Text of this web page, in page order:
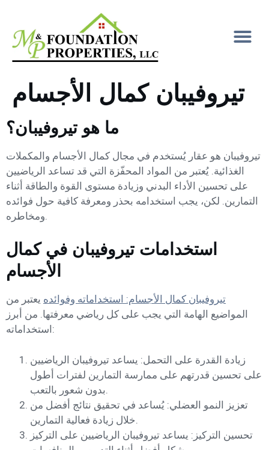
تيروفيبان كمال الأجسام
ما هو تيروفيبان؟
تيروفيبان هو عقار يُستخدم في مجال كمال الأجسام والمكملات
الغذائية. يُعتبر من المواد المحفّزة التي قد تساعد الرياضيين
على تحسين الأداء البدني وزيادة مستوى القوة والطاقة أثناء
التمارين. لكن، يجب استخدامه بحذر ومعرفة كافية حول فوائده
استخدامات تيروفيبان في كمال
الأجسام
تيروفيبان كمال الأجسام: استخداماته وفوائده يعتبر من
المواضيع الهامة التي يجب على كل رياضي معرفتها. من أبرز
استخداماته:
زيادة القدرة على التحمل: يساعد تيروفيبان الرياضيين
على تحسين قدرتهم على ممارسة التمارين لفترات أطول
تعزيز النمو العضلي: يُساعد في تحقيق نتائج أفضل من
تحسين التركيز: يساعد تيروفيبان الرياضيين على التركيز